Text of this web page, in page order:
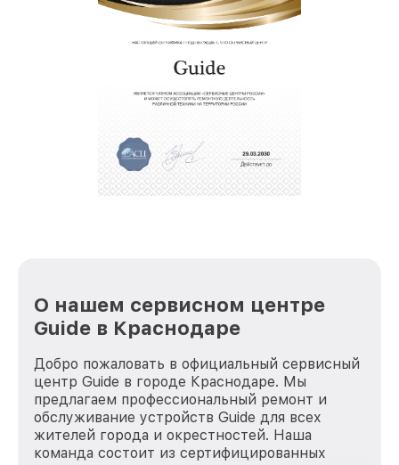
О нашем сервисном центре
Guide в Краснодаре
Добро пожаловать в официальный сервисный
центр Guide в городе Краснодаре. Мы
предлагаем профессиональный ремонт и
обслуживание устройств Guide для всех
жителей города и окрестностей. Наша
команда состоит из сертифицированных